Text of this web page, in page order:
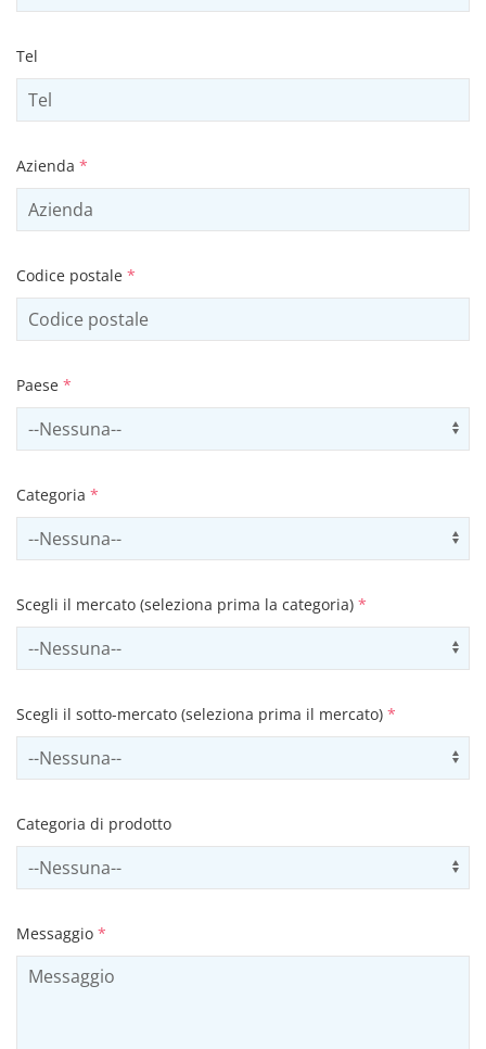
Tel
Azienda *
Codice postale *
Paese *
Select country
Categoria *
Select contactCategory
Scegli il mercato (seleziona prima la categoria) *
Select sector
Scegli il sotto-mercato (seleziona prima il mercato) *
Select subSector
Categoria di prodotto
Select productCategory
Messaggio *